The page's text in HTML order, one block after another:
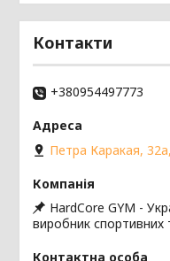
Контакти
+380954497773
Петра Каракая,
HardCore GYM -
виробник спортивних